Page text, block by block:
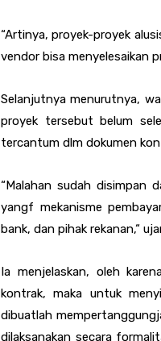
“Artinya, proyek-proyek
vendor bisa menyelesaikan
Selanjutnya menurutnya,
proyek tersebut belum
tercantum dlm dokumen
“Malahan sudah disimpan
yangf mekanisme
bank, dan pihak rekanan,“
Ia menjelaskan, oleh
kontrak, maka untuk
dibuatlah
dilaksanakan secara